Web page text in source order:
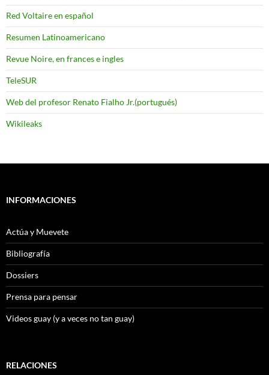
Red Voltaire en español
Resumen Latinoamericano
Revue Noire, en frances e ingles
TeleSUR
Web del profesor Renato Fialho Jr.(portugués)
Wikileaks
INFORMACIONES
Actúa y Muevete
Bibliografía
Dossiers
Prensa para pensar
Videos guay (y a veces no tan guay)
RELACIONES